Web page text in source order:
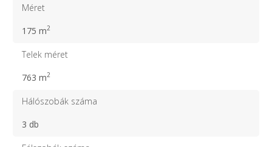
Méret
175 m2
Telek méret
763 m2
Hálószobák száma
3 db